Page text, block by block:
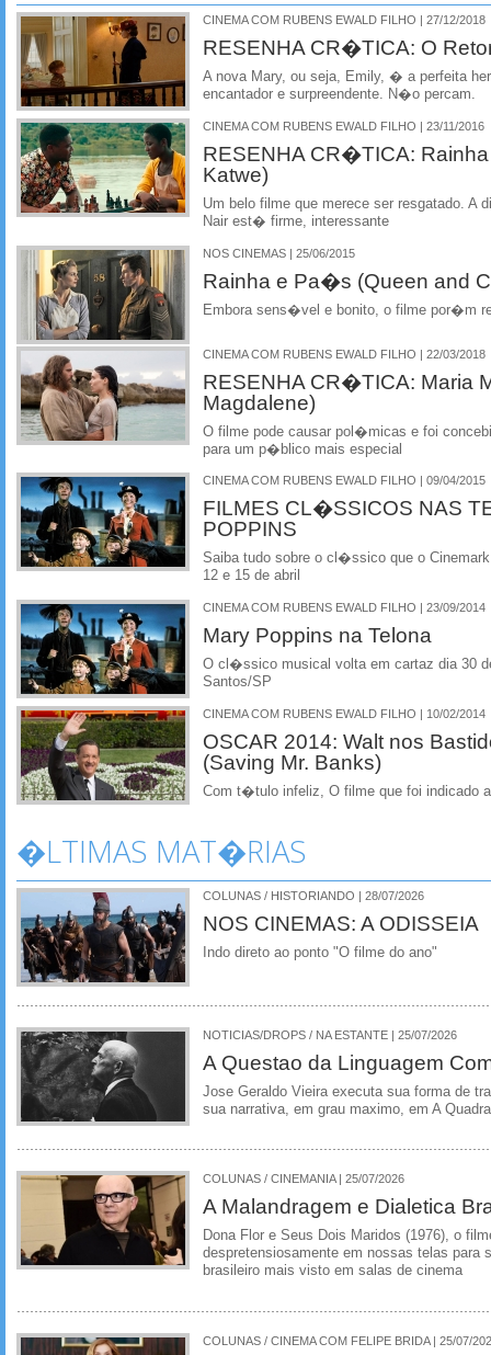
CINEMA COM RUBENS EWALD FILHO | 27/12/2018
RESENHA CR�TICA: O
A nova Mary, ou seja, Emily, � a perfeita
encantador e surpreendente. N�o percam.
CINEMA COM RUBENS EWALD FILHO | 23/11/2016
RESENHA CR�TICA:
Katwe)
Um belo filme que merece ser resgatado. A
Nair est� firme, interessante
NOS CINEMAS | 25/06/2015
Rainha e Pa�s (Queen and
Embora sens�vel e bonito, o filme por�m
CINEMA COM RUBENS EWALD FILHO | 22/03/2018
RESENHA CR�TICA: Maria
Magdalene)
O filme pode causar pol�micas e foi
para um p�blico mais especial
CINEMA COM RUBENS EWALD FILHO | 09/04/2015
FILMES CL�SSICOS NAS
POPPINS
Saiba tudo sobre o cl�ssico que o
12 e 15 de abril
CINEMA COM RUBENS EWALD FILHO | 23/09/2014
Mary Poppins na Telona
O cl�ssico musical volta em cartaz dia 30
Santos/SP
CINEMA COM RUBENS EWALD FILHO | 10/02/2014
OSCAR 2014: Walt nos
(Saving Mr. Banks)
Com t�tulo infeliz, O filme que foi indicado
�LTIMAS MAT�RIAS
COLUNAS / HISTORIANDO | 28/07/2026
NOS CINEMAS: A ODISSEIA
Indo direto ao ponto "O filme do ano"
NOTICIAS/DROPS / NA ESTANTE | 25/07/2026
A Questao da Linguagem
Jose Geraldo Vieira executa sua forma de
sua narrativa, em grau maximo, em A
COLUNAS / CINEMANIA | 25/07/2026
A Malandragem e Dialetica
Dona Flor e Seus Dois Maridos (1976), o
despretensiosamente em nossas telas para
brasileiro mais visto em salas de cinema
COLUNAS / CINEMA COM FELIPE BRIDA | 25/07/